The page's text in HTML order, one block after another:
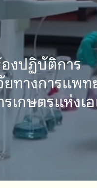
งปฏิบัติการ
ยทางการแพท
เกษตรแห่งเ